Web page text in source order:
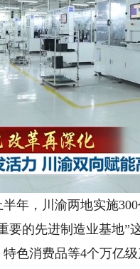
，川渝两地实施300
要的先进制造业基地”
色消费品等4个万亿